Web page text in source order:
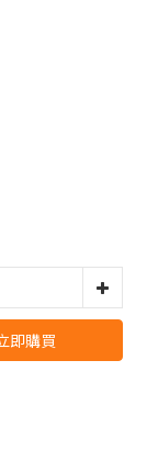
即購買